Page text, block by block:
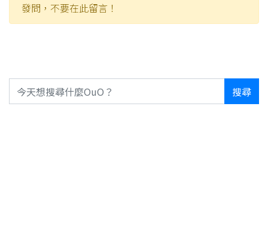
發問，不要在此留言！
搜尋